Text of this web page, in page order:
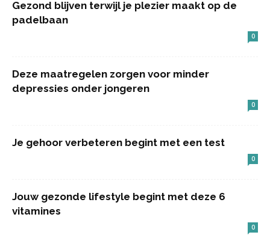
Gezond blijven terwijl je plezier maakt op de
padelbaan
0
Deze maatregelen zorgen voor minder
depressies onder jongeren
0
Je gehoor verbeteren begint met een test
0
Jouw gezonde lifestyle begint met deze 6
vitamines
0